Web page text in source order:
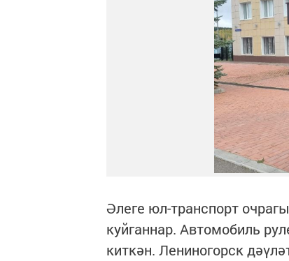
Әлеге юл-транспорт
куйганнар. Автомобиль
киткән. Лениногорск